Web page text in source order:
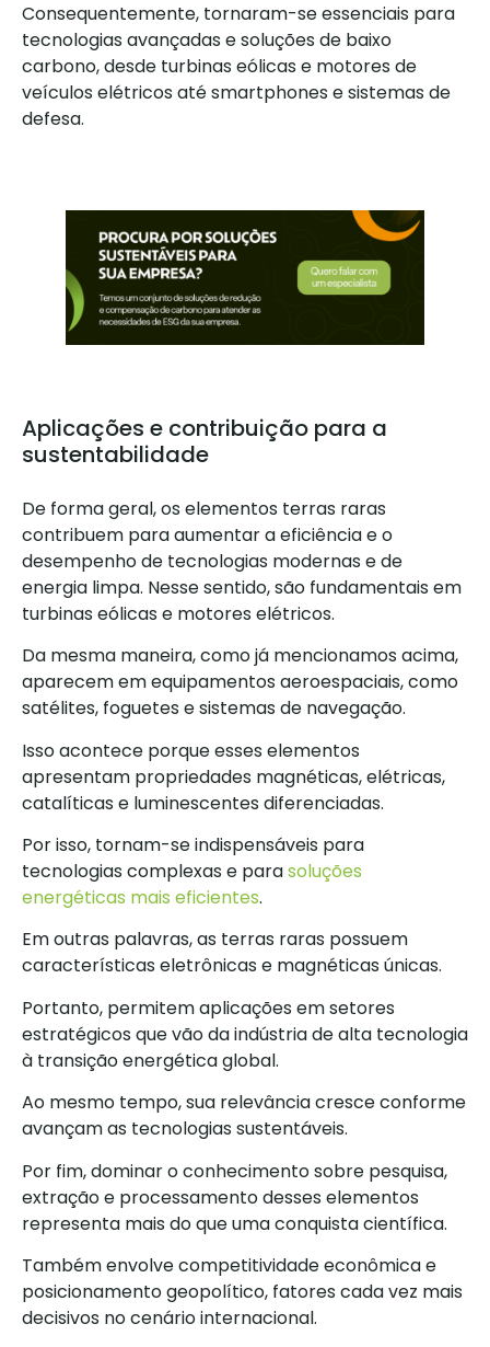
Consequentemente, tornaram-se essenciais para
tecnologias avançadas e soluções de baixo
carbono, desde turbinas eólicas e motores de
veículos elétricos até smartphones e sistemas de
defesa.
Aplicações e contribuição para a
sustentabilidade
De forma geral, os elementos terras raras
contribuem para aumentar a eficiência e o
desempenho de tecnologias modernas e de
energia limpa. Nesse sentido, são fundamentais em
turbinas eólicas e motores elétricos.
Da mesma maneira, como já mencionamos acima,
aparecem em equipamentos aeroespaciais, como
satélites, foguetes e sistemas de navegação.
Isso acontece porque esses elementos
apresentam propriedades magnéticas, elétricas,
catalíticas e luminescentes diferenciadas.
Por isso, tornam-se indispensáveis para
tecnologias complexas e parasoluções
energéticas mais eficientes.
Em outras palavras, as terras raras possuem
características eletrônicas e magnéticas únicas.
Portanto, permitem aplicações em setores
estratégicos que vão da indústria de alta tecnologia
à transição energética global.
Ao mesmo tempo, sua relevância cresce conforme
avançam as tecnologias sustentáveis.
Por fim, dominar o conhecimento sobre pesquisa,
extração e processamento desses elementos
representa mais do que uma conquista científica.
Também envolve competitividade econômica e
posicionamento geopolítico, fatores cada vez mais
decisivos no cenário internacional.